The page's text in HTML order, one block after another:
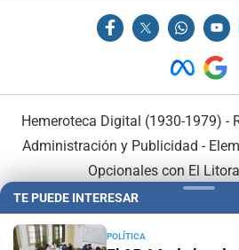
Hemeroteca Digital (1930-1979) -
Administración y Publicidad -
Opcionales con El
TE PUEDE INTERESAR
POLÍTICA